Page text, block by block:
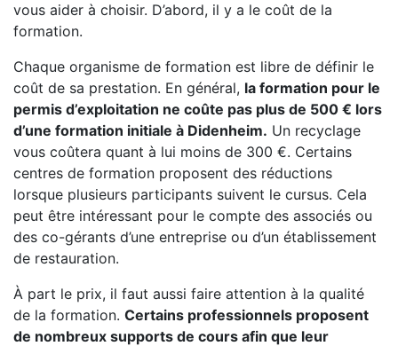
vous aider à choisir. D’abord, il y a le coût de la
formation.
Chaque organisme de formation est libre de définir le
coût de sa prestation. En général, la formation pour le
permis d’exploitation ne coûte pas plus de 500 € lors
d’une formation initiale à Didenheim. Un recyclage
vous coûtera quant à lui moins de 300 €. Certains
centres de formation proposent des réductions
lorsque plusieurs participants suivent le cursus. Cela
peut être intéressant pour le compte des associés ou
des co-gérants d’une entreprise ou d’un établissement
de restauration.
À part le prix, il faut aussi faire attention à la qualité
de la formation. Certains professionnels proposent
de nombreux supports de cours afin que leur